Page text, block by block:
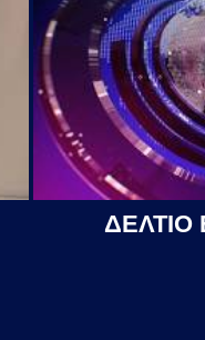
ΔΕΛΤΙΟ